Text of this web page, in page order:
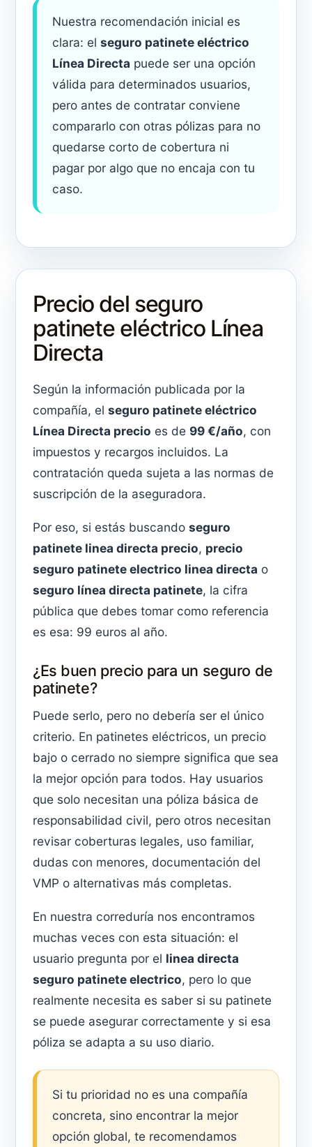
Nuestra recomendación inicial es
clara: el seguro patinete eléctrico
Línea Directa puede ser una opción
válida para determinados usuarios,
pero antes de contratar conviene
compararlo con otras pólizas para no
quedarse corto de cobertura ni
pagar por algo que no encaja con tu
caso.
Precio del seguro
patinete eléctrico Línea
Directa
Según la información publicada por la
compañía, el seguro patinete eléctrico
Línea Directa precio es de 99 €/año, con
impuestos y recargos incluidos. La
contratación queda sujeta a las normas de
suscripción de la aseguradora.
Por eso, si estás buscando seguro
patinete linea directa precio, precio
seguro patinete electrico linea directa o
seguro línea directa patinete, la cifra
pública que debes tomar como referencia
es esa: 99 euros al año.
¿Es buen precio para un seguro de
patinete?
Puede serlo, pero no debería ser el único
criterio. En patinetes eléctricos, un precio
bajo o cerrado no siempre significa que sea
la mejor opción para todos. Hay usuarios
que solo necesitan una póliza básica de
responsabilidad civil, pero otros necesitan
revisar coberturas legales, uso familiar,
dudas con menores, documentación del
VMP o alternativas más completas.
En nuestra correduría nos encontramos
muchas veces con esta situación: el
usuario pregunta por el linea directa
seguro patinete electrico, pero lo que
realmente necesita es saber si su patinete
se puede asegurar correctamente y si esa
póliza se adapta a su uso diario.
Si tu prioridad no es una compañía
concreta, sino encontrar la mejor
opción global, te recomendamos